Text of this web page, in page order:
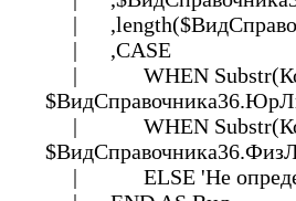
|
| ,CASE
| WHEN
| WHEN
| ELSE 'Не